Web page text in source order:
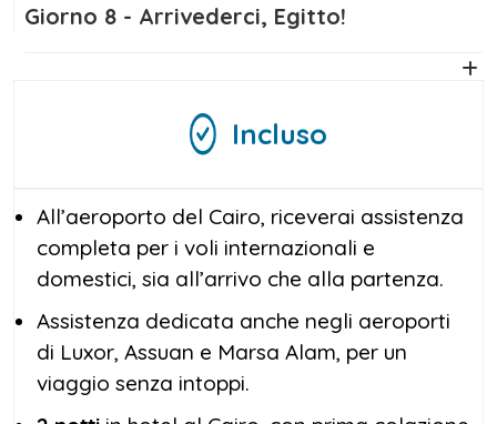
l’ideale per chi desidera un’esperienza senza
Se sogni un viaggio che unisca storia,
avventura e mare cristallino, il nostro viaggio
l’esperienza che fa per te. Parti con noi per
un’avventura senza tempo!
Giorno 8 - Arrivederci, Egitto!
Incluso
All’aeroporto del Cairo, riceverai assistenza
completa per i voli internazionali e
domestici, sia all’arrivo che alla partenza.
Assistenza dedicata anche negli aeroporti
di Luxor, Assuan e Marsa Alam, per un
viaggio senza intoppi.